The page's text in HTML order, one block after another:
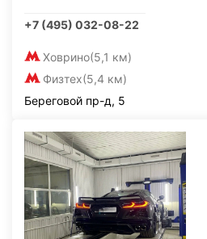
+7 (495) 032-08-22
Ховрино(5,1 км)
Физтех(5,4 км)
Береговой пр-д, 5